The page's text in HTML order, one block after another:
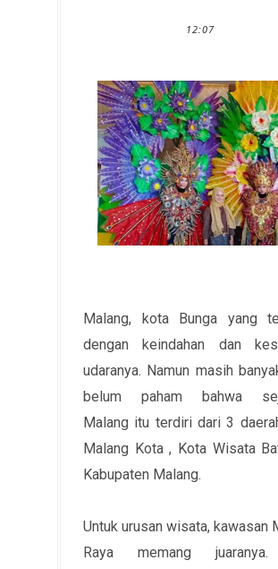
12:07
Malang, kota Bunga yang
dengan keindahan dan
udaranya. Namun masih
belum paham bahwa
Malang itu terdiri dari 3
Malang Kota , Kota Wisata
Kabupaten Malang.
Untuk urusan wisata, kawasan
Raya memang